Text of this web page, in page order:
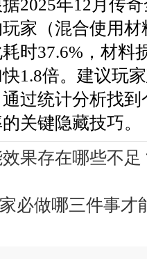
2025年12月传
家（混合使用
时37.6%，材料
1.8倍。建议玩
过统计分析找
关键隐藏技巧。
果存在哪些不
必做哪三件事才